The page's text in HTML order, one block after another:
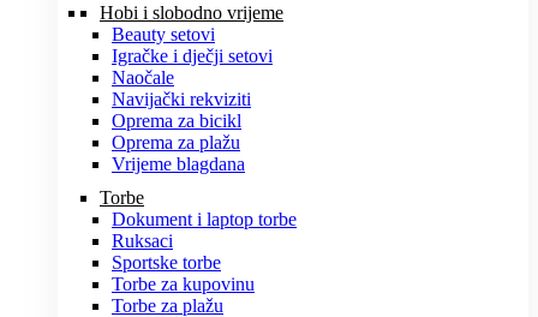
Hobi i slobodno vrijeme
Beauty setovi
Igračke i dječji setovi
Naočale
Navijački rekviziti
Oprema za bicikl
Oprema za plažu
Vrijeme blagdana
Torbe
Dokument i laptop torbe
Ruksaci
Sportske torbe
Torbe za kupovinu
Torbe za plažu